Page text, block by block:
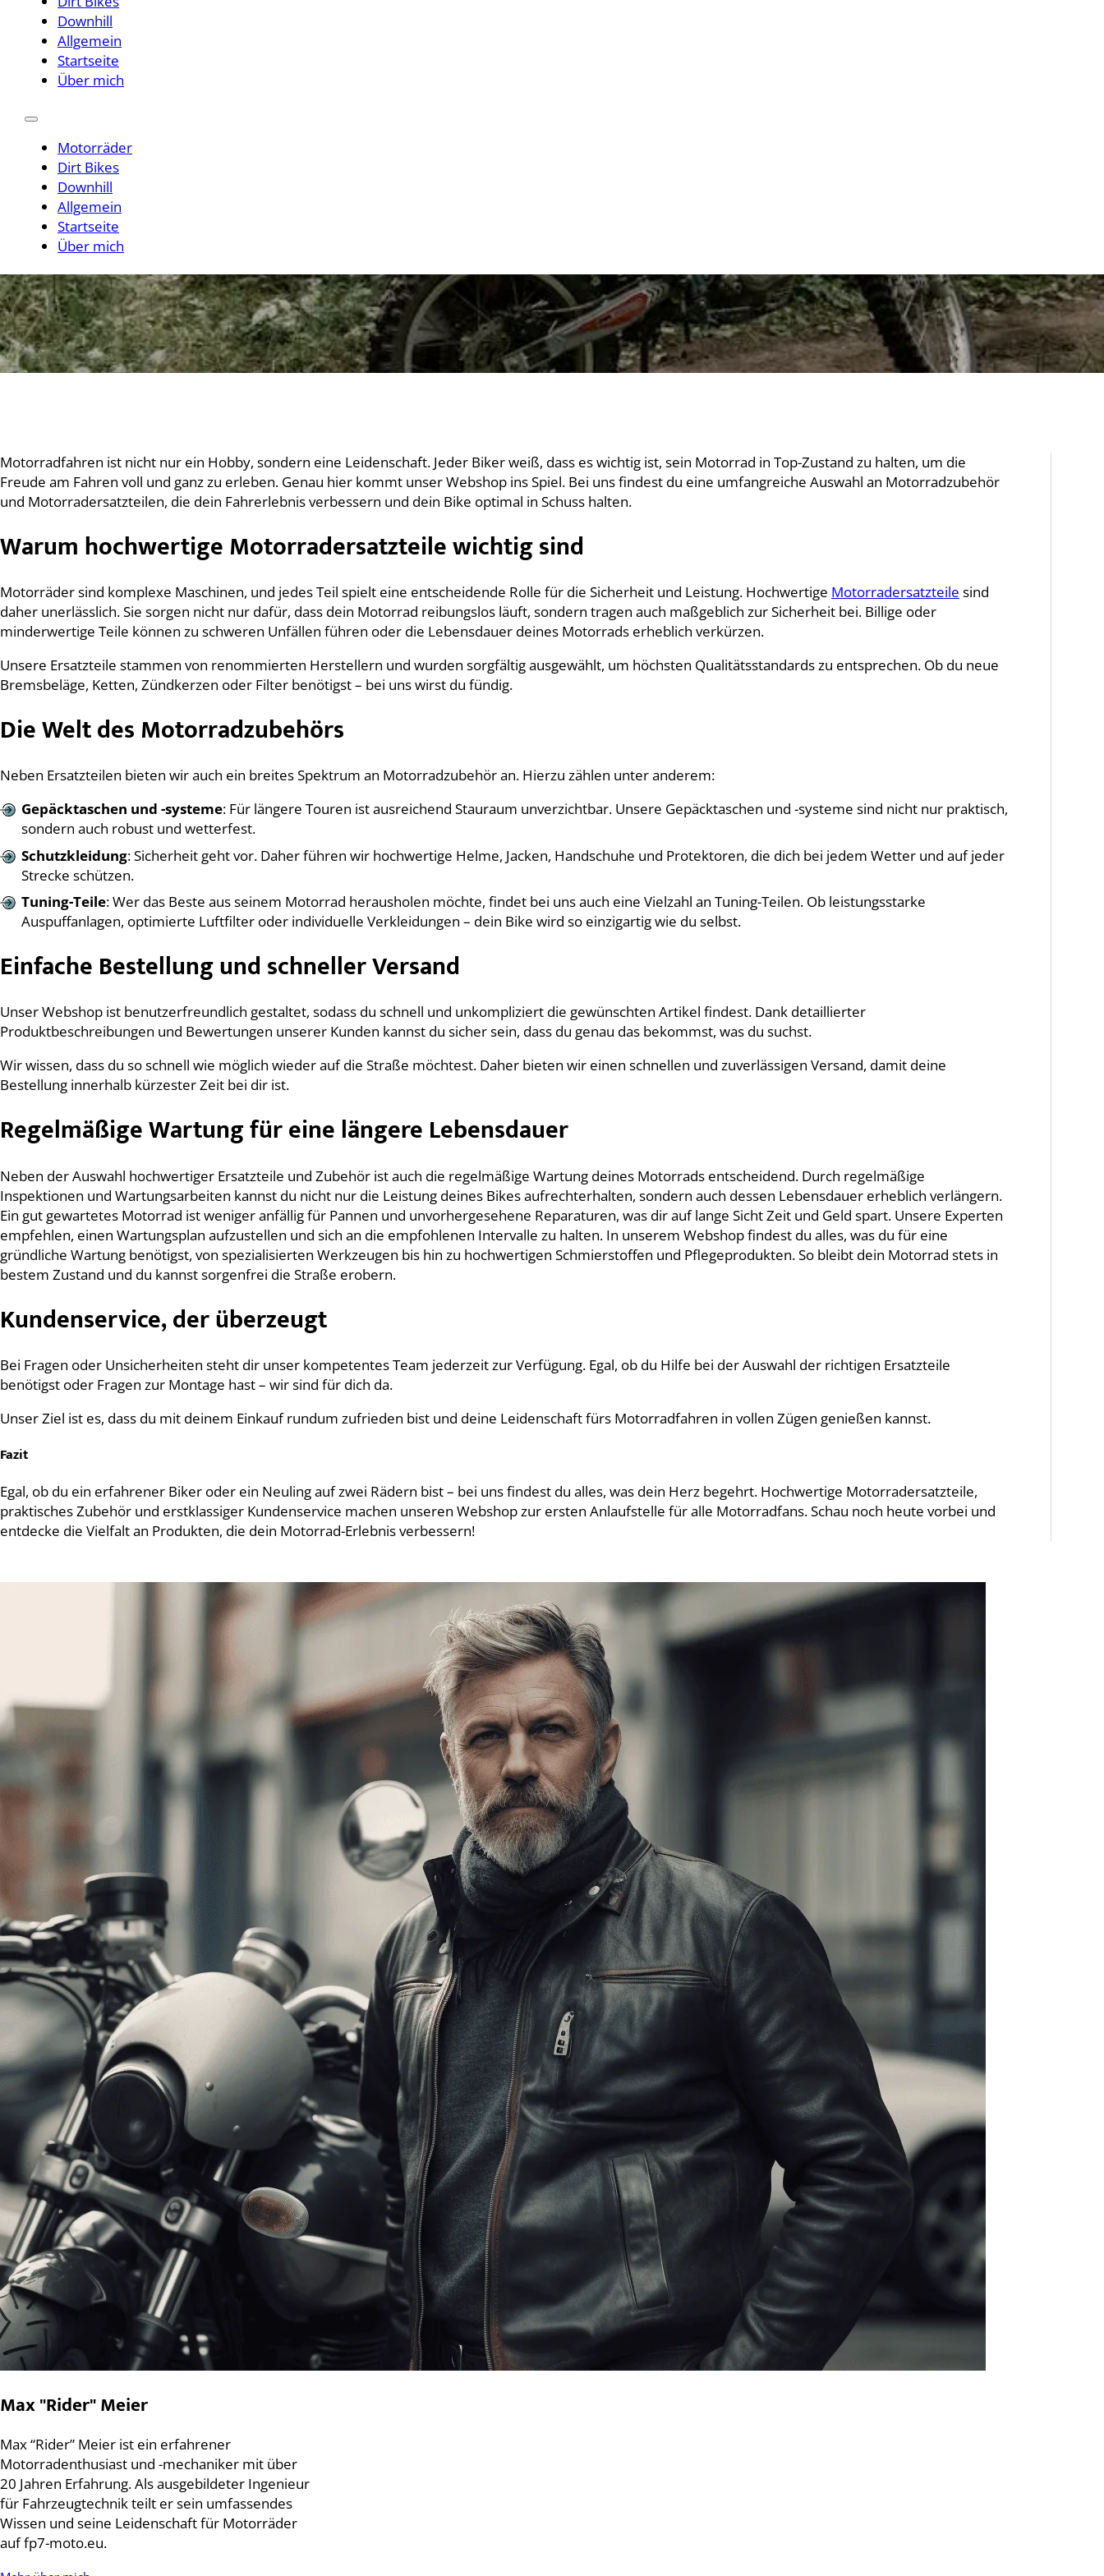
Downhill
Allgemein
Startseite
Über mich
Motorräder
Dirt Bikes
Downhill
Allgemein
Startseite
Über mich
Motorradfahren ist nicht nur ein Hobby, sondern eine Leidenschaft. Jeder Biker weiß, dass es wichtig ist, sein Motorrad in Top-Zustand zu halten, um die
Freude am Fahren voll und ganz zu erleben. Genau hier kommt unser Webshop ins Spiel. Bei uns findest du eine umfangreiche Auswahl an Motorradzubehör
und Motorradersatzteilen, die dein Fahrerlebnis verbessern und dein Bike optimal in Schuss halten.
Warum hochwertige Motorradersatzteile wichtig sind
Motorräder sind komplexe Maschinen, und jedes Teil spielt eine entscheidende Rolle für die Sicherheit und Leistung. Hochwertige Motorradersatzteile sind
daher unerlässlich. Sie sorgen nicht nur dafür, dass dein Motorrad reibungslos läuft, sondern tragen auch maßgeblich zur Sicherheit bei. Billige oder
minderwertige Teile können zu schweren Unfällen führen oder die Lebensdauer deines Motorrads erheblich verkürzen.
Unsere Ersatzteile stammen von renommierten Herstellern und wurden sorgfältig ausgewählt, um höchsten Qualitätsstandards zu entsprechen. Ob du neue
Bremsbeläge, Ketten, Zündkerzen oder Filter benötigst – bei uns wirst du fündig.
Die Welt des Motorradzubehörs
Neben Ersatzteilen bieten wir auch ein breites Spektrum an Motorradzubehör an. Hierzu zählen unter anderem:
Gepäcktaschen und -systeme: Für längere Touren ist ausreichend Stauraum unverzichtbar. Unsere Gepäcktaschen und -systeme sind nicht nur praktisch,
sondern auch robust und wetterfest.
Schutzkleidung: Sicherheit geht vor. Daher führen wir hochwertige Helme, Jacken, Handschuhe und Protektoren, die dich bei jedem Wetter und auf jeder
Strecke schützen.
Tuning-Teile: Wer das Beste aus seinem Motorrad herausholen möchte, findet bei uns auch eine Vielzahl an Tuning-Teilen. Ob leistungsstarke
Auspuffanlagen, optimierte Luftfilter oder individuelle Verkleidungen – dein Bike wird so einzigartig wie du selbst.
Einfache Bestellung und schneller Versand
Unser Webshop ist benutzerfreundlich gestaltet, sodass du schnell und unkompliziert die gewünschten Artikel findest. Dank detaillierter
Produktbeschreibungen und Bewertungen unserer Kunden kannst du sicher sein, dass du genau das bekommst, was du suchst.
Wir wissen, dass du so schnell wie möglich wieder auf die Straße möchtest. Daher bieten wir einen schnellen und zuverlässigen Versand, damit deine
Bestellung innerhalb kürzester Zeit bei dir ist.
Regelmäßige Wartung für eine längere Lebensdauer
Neben der Auswahl hochwertiger Ersatzteile und Zubehör ist auch die regelmäßige Wartung deines Motorrads entscheidend. Durch regelmäßige
Inspektionen und Wartungsarbeiten kannst du nicht nur die Leistung deines Bikes aufrechterhalten, sondern auch dessen Lebensdauer erheblich verlängern.
Ein gut gewartetes Motorrad ist weniger anfällig für Pannen und unvorhergesehene Reparaturen, was dir auf lange Sicht Zeit und Geld spart. Unsere Experten
empfehlen, einen Wartungsplan aufzustellen und sich an die empfohlenen Intervalle zu halten. In unserem Webshop findest du alles, was du für eine
gründliche Wartung benötigst, von spezialisierten Werkzeugen bis hin zu hochwertigen Schmierstoffen und Pflegeprodukten. So bleibt dein Motorrad stets in
bestem Zustand und du kannst sorgenfrei die Straße erobern.
Kundenservice, der überzeugt
Bei Fragen oder Unsicherheiten steht dir unser kompetentes Team jederzeit zur Verfügung. Egal, ob du Hilfe bei der Auswahl der richtigen Ersatzteile
benötigst oder Fragen zur Montage hast – wir sind für dich da.
Unser Ziel ist es, dass du mit deinem Einkauf rundum zufrieden bist und deine Leidenschaft fürs Motorradfahren in vollen Zügen genießen kannst.
Fazit
Egal, ob du ein erfahrener Biker oder ein Neuling auf zwei Rädern bist – bei uns findest du alles, was dein Herz begehrt. Hochwertige Motorradersatzteile,
praktisches Zubehör und erstklassiger Kundenservice machen unseren Webshop zur ersten Anlaufstelle für alle Motorradfans. Schau noch heute vorbei und
entdecke die Vielfalt an Produkten, die dein Motorrad-Erlebnis verbessern!
Max "Rider" Meier
Max “Rider” Meier ist ein erfahrener
Motorradenthusiast und -mechaniker mit über
20 Jahren Erfahrung. Als ausgebildeter Ingenieur
für Fahrzeugtechnik teilt er sein umfassendes
Wissen und seine Leidenschaft für Motorräder
auf fp7-moto.eu.